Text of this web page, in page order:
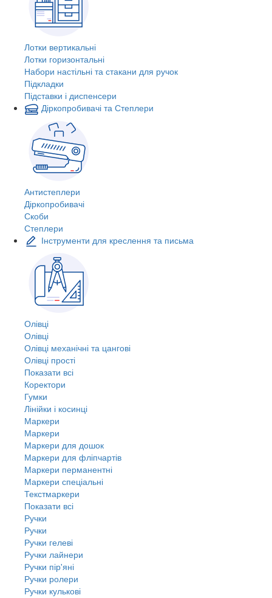
Лотки вертикальні
Лотки горизонтальні
Набори настільні та стакани для ручок
Підкладки
Підставки і диспенсери
Діркопробивачі та Степлери
Антистеплери
Діркопробивачі
Скоби
Степлери
Інструменти для креслення та письма
Олівці
Олівці
Олівці механічні та цангові
Олівці прості
Показати всі
Коректори
Гумки
Лінійки і косинці
Маркери
Маркери
Маркери для дошок
Маркери для фліпчартів
Маркери перманентні
Маркери спеціальні
Текстмаркери
Показати всі
Ручки
Ручки
Ручки гелеві
Ручки лайнери
Ручки пір'яні
Ручки ролери
Ручки кулькові